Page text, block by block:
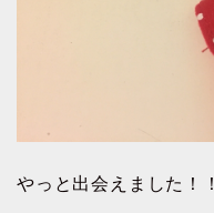
やっと出会えました！！